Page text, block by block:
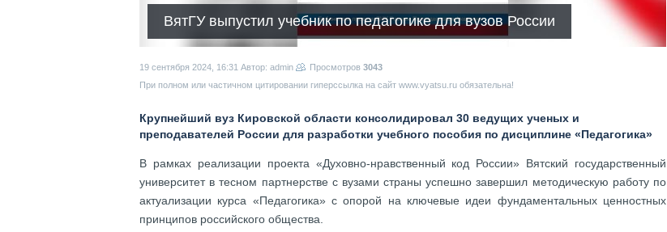
ВятГУ выпустил учебник по педагогике для вузов России
19 сентября 2024, 16:31 Автор: admin Просмотров 3043
При полном или частичном цитировании гиперссылка на сайт www.vyatsu.ru обязательна!
Крупнейший вуз Кировской области консолидировал 30 ведущих ученых и
преподавателей России для разработки учебного пособия по дисциплине «Педагогика»
В рамках реализации проекта «Духовно-нравственный код России» Вятский государственный
университет в тесном партнерстве с вузами страны успешно завершил методическую работу по
актуализации курса «Педагогика» с опорой на ключевые идеи фундаментальных ценностных
принципов российского общества.